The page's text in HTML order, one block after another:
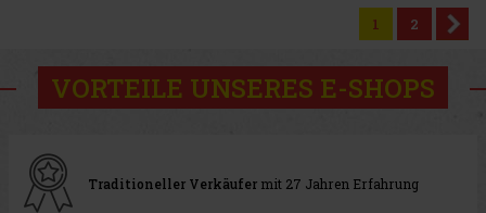
1 2
VORTEILE UNSERES E-SHOPS
Traditioneller Verkäufer mit 27 Jahren Erfahrung